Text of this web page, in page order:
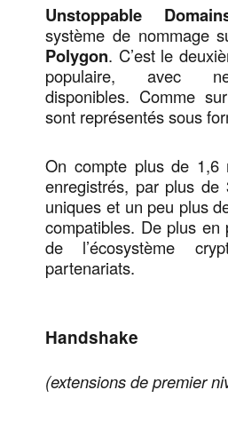
Unstoppable
système de nommage
Polygon. C’est le
populaire, avec
disponibles. Comme
sont représentés sous
On compte plus de 1,6
enregistrés, par plus de
uniques et un peu plus
compatibles. De plus en
de l’écosystème
partenariats.
Handshake
(extensions de premier